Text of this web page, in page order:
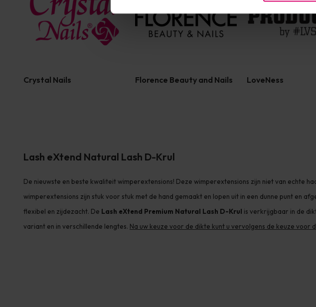
Crystal Nails Florence Beauty and Nails LoveNess
Lash eXtend Natural Lash D-Krul
De nieuwste en beste kwaliteit wimperextensions! Deze wimperextensions zijn niet van echte
wimperextensions zijn stuk voor stuk met de hand gemaakt en lopen uit in een dunne punt en
flexibel en zijdezacht. De Lash eXtend Premium Natural Lash D-Krul is verkrijgbaar in de
variant en in verschillende lengtes. Na uw keuze voor de dikte kunt u vervolgens de keuze voor